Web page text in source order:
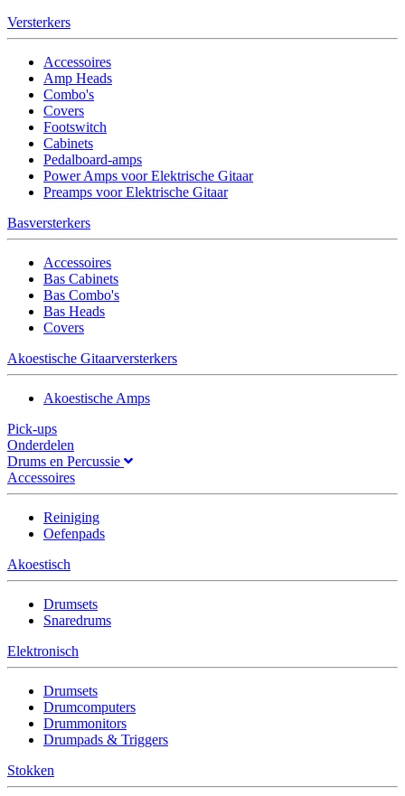
Versterkers
Accessoires
Amp Heads
Combo's
Covers
Footswitch
Cabinets
Pedalboard-amps
Power Amps voor Elektrische Gitaar
Preamps voor Elektrische Gitaar
Basversterkers
Accessoires
Bas Cabinets
Bas Combo's
Bas Heads
Covers
Akoestische Gitaarversterkers
Akoestische Amps
Pick-ups
Onderdelen
Drums en Percussie
Accessoires
Reiniging
Oefenpads
Akoestisch
Drumsets
Snaredrums
Elektronisch
Drumsets
Drumcomputers
Drummonitors
Drumpads & Triggers
Stokken